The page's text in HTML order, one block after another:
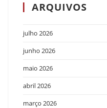
ARQUIVOS
julho 2026
junho 2026
maio 2026
abril 2026
março 2026